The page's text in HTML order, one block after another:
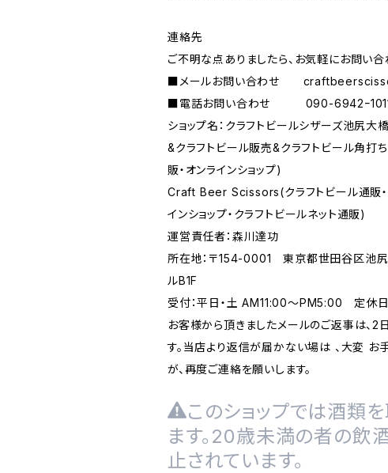
連絡先
ご不明な点ありましたら、お気軽にお問い合
■メールお問い合わせ
■電話お問い合わせ 090-6942ｰ
ショップ名：クラフトビールシザーズ池尻大
&クラフトビール販売&クラフトビール角打
販・オンラインショップ)
Craft Beer Scissors(クラフトビール通販・
インショップ・クラフトビールネット通販)
運営責任者：森川達功
所在地：〒154-0001 東京都世田谷区池
ルB1F
受付：平日・土 AM11:00～PM5:00 定休
お客様から頂きましたメールのご返事は、2
す。当店より返信が届かない場は 、大変 お
が、再度ご連絡を願いします。
このショップでは酒類
ます。20歳未満の者の飲
止されています。